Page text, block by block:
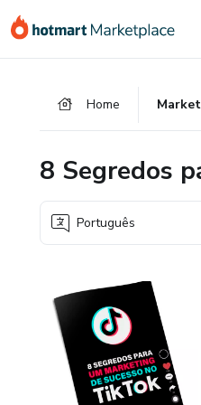
para
para
para
Home
8 Segredos
Português